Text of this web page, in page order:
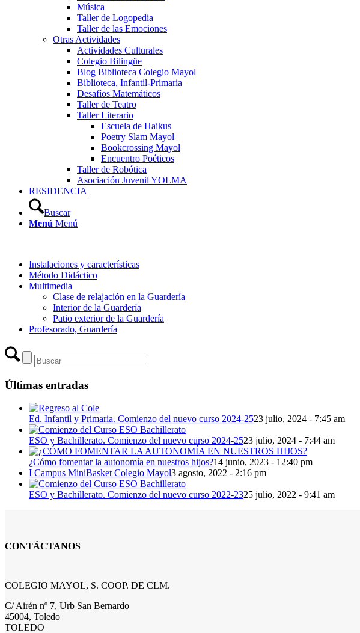
Música
Taller de Logopedia
Taller de las Emociones
Otras Actividades
Actividades Culturales
Colegio Bilingüe
Blog Biblioteca Colegio Mayol
Biblioteca, Infantil-Primaria
Desafíos Matemáticos
Taller de Teatro
Taller Literario
Escuela de Haikus
Poetry Slam Mayol
Bookcrossing Mayol
Encuentro Poéticos
Taller de Robótica
Asociación Juvenil YOLMA
RESIDENCIA
Buscar
Menú Menú
Instalaciones y características
Método Didáctico
Multimedia
Clase de relajación en la Guardería
Interior de la Guardería
Patio exterior de la Guardería
Profesorado, Guardería
Últimas entradas
Ed. Infantil y Primaria. Comienzo del nuevo curso 2024-2523 julio, 2024 - 7:45 am
ESO y Bachillerato. Comienzo del nuevo curso 2024-2523 julio, 2024 - 7:44 am
¿Cómo fomentar la autonomía en nuestros hijos?14 junio, 2023 - 12:40 pm
I Campus MiniBasket Colegio Mayol3 agosto, 2022 - 2:16 pm
ESO y Bachillerato. Comienzo del nuevo curso 2022-2325 julio, 2022 - 9:41 am
CONTÁCTANOS
COLEGIO MAYOL, S. COOP. DE CLM.
C/ Airén nº 7, Urb San Bernardo
45004, Toledo
TOLEDO